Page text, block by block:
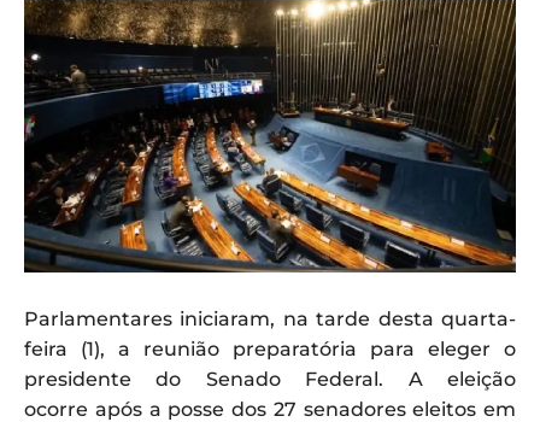
Parlamentares iniciaram, na tarde desta quarta-
feira (1), a reunião preparatória para eleger o
presidente do Senado Federal. A eleição
ocorre após a posse dos 27 senadores eleitos em